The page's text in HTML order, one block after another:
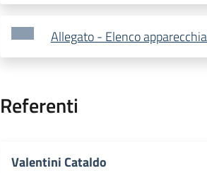
Allegato - Elenco
Referenti
Valentini Cataldo